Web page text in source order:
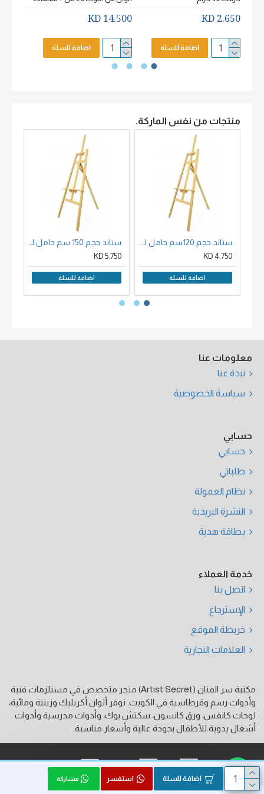
اضافة للسلة استفسر مشاركة
2.650 KD
اضافة للسلة
14.500 KD
اضافة للسلة
منتجات من نفس الماركة.
4.750 KD
اضافة للسلة
5.750 KD
اضافة للسلة
معلومات عنا
نبذة عنا
سياسة الخصوصية
حسابي
حسابي
طلباتي
نظام العمولة
النشرة البريدية
بطاقة هدية
خدمة العملاء
اتصل بنا
الإسترجاع
خريطة الموقع
العلامات التجارية
مكتبة سر الفنان (Artist Secret) متجر متخصص في مستلزمات فنية
وأدوات رسم وقرطاسية في الكويت. نوفر ألوان أكريليك وزيتية ومائية،
لوحات كانفس، ورق كانسون، سكتش بوك، وأدوات مدرسية وأدوات
أشغال يدوية للأطفال بجودة عالية وأسعار مناسبة.
الحقوق محفوظة © 2026, Artist Secret, بواسطة HK